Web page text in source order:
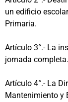
un edificio
Primaria.
Artículo 3°.- La
jornada completa.
Artículo 4°.- La
Mantenimiento y